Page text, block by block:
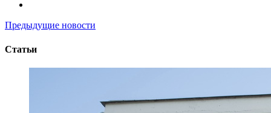
Предыдущие новости
Статьи